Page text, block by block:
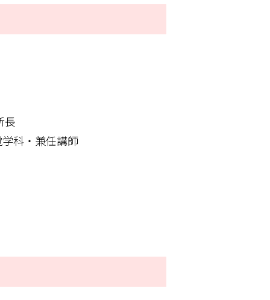
長
科・兼任講師